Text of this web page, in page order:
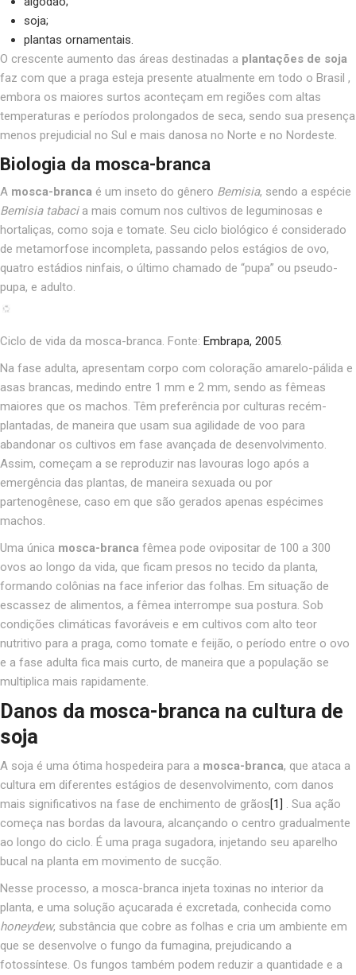
soja;
plantas ornamentais.
O crescente aumento das áreas destinadas a plantações de soja
faz com que a praga esteja presente atualmente em todo o Brasil ,
embora os maiores surtos aconteçam em regiões com altas
temperaturas e períodos prolongados de seca, sendo sua presença
menos prejudicial no Sul e mais danosa no Norte e no Nordeste.
Biologia da mosca-branca
A mosca-branca é um inseto do gênero Bemisia, sendo a espécie
Bemisia tabacia mais comum nos cultivos de leguminosas e
hortaliças, como soja e tomate. Seu ciclo biológico é considerado
de metamorfose incompleta, passando pelos estágios de ovo,
quatro estádios ninfais, o último chamado de “pupa” ou pseudo-
pupa, e adulto.
Ciclo de vida da mosca-branca. Fonte: Embrapa, 2005.
Na fase adulta, apresentam corpo com coloração amarelo-pálida e
asas brancas, medindo entre 1 mm e 2 mm, sendo as fêmeas
maiores que os machos. Têm preferência por culturas recém-
plantadas, de maneira que usam sua agilidade de voo para
abandonar os cultivos em fase avançada de desenvolvimento.
Assim, começam a se reproduzir nas lavouras logo após a
emergência das plantas, de maneira sexuada ou por
partenogênese, caso em que são gerados apenas espécimes
machos.
Uma única mosca-branca fêmea pode ovipositar de 100 a 300
ovos ao longo da vida, que ficam presos no tecido da planta,
formando colônias na face inferior das folhas. Em situação de
escassez de alimentos, a fêmea interrompe sua postura. Sob
condições climáticas favoráveis e em cultivos com alto teor
nutritivo para a praga, como tomate e feijão, o período entre o ovo
e a fase adulta fica mais curto, de maneira que a população se
multiplica mais rapidamente.
Danos da mosca-branca na cultura de
soja
A soja é uma ótima hospedeira para a mosca-branca, que ataca a
cultura em diferentes estágios de desenvolvimento, com danos
mais significativos na fase de enchimento de grãos[1] . Sua ação
começa nas bordas da lavoura, alcançando o centro gradualmente
ao longo do ciclo. É uma praga sugadora, injetando seu aparelho
bucal na planta em movimento de sucção.
Nesse processo, a mosca-branca injeta toxinas no interior da
planta, e uma solução açucarada é excretada, conhecida como
honeydew, substância que cobre as folhas e cria um ambiente em
que se desenvolve o fungo da fumagina, prejudicando a
fotossíntese. Os fungos também podem reduzir a quantidade e a